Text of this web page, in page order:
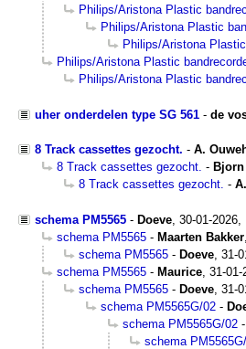
Philips/Aristona Plastic
Philips/Aristona Plastic
Philips/Aristona
Philips/Aristona Plastic
Philips/Aristona Plastic
uher onderdelen type SG 561 - de
8 Track cassettes gezocht. - A.
8 Track cassettes gezocht. -
8 Track cassettes gezocht. -
schema PM5565 - Doeve 30-01-2026,
schema PM5565 - Maarten Bakker
schema PM5565 - Doeve 31-
schema PM5565 - Maurice 31-01-
schema PM5565 - Doeve 31-
schema PM5565G/02 -
schema PM5565G/02 -
schema